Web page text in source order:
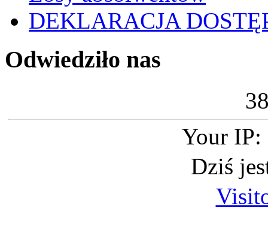
DEKLARACJA
Odwiedziło nas
3
Your IP:
Dziś